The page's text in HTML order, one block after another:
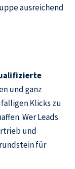
ausreichend
und ganz
Klicks zu
Wer Leads
und
für